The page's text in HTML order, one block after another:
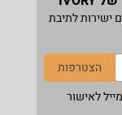
ישירות לתיבת
הצטרפות
לאישור